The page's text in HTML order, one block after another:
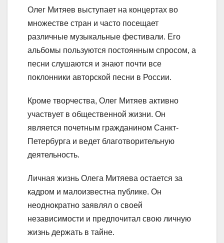
Олег Митяев выступает на концертах во
множестве стран и часто посещает
различные музыкальные фестивали. Его
альбомы пользуются постоянным спросом, а
песни слушаются и знают почти все
поклонники авторской песни в России.
Кроме творчества, Олег Митяев активно
участвует в общественной жизни. Он
является почетным гражданином Санкт-
Петербурга и ведет благотворительную
деятельность.
Личная жизнь Олега Митяева остается за
кадром и малоизвестна публике. Он
неоднократно заявлял о своей
независимости и предпочитал свою личную
жизнь держать в тайне.